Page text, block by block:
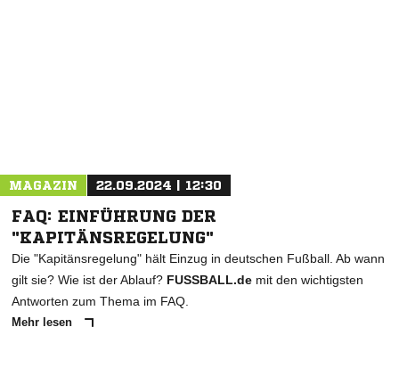
MAGAZIN 22.09.2024 | 12:30
FAQ: EINFÜHRUNG DER
"KAPITÄNSREGELUNG"
Die "Kapitänsregelung" hält Einzug in deutschen Fußball. Ab wann
gilt sie? Wie ist der Ablauf? FUSSBALL.de mit den wichtigsten
Antworten zum Thema im FAQ.
Mehr lesen